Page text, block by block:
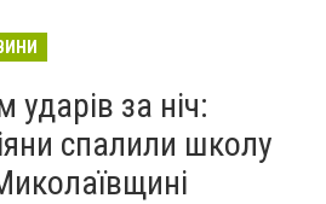
ударів за ніч:
спалили школу